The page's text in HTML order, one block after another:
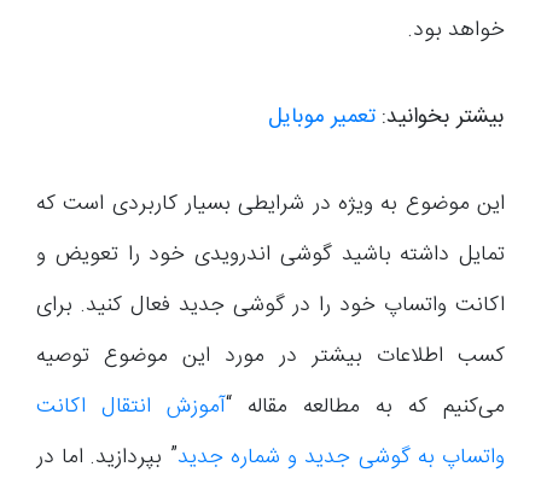
خواهد بود.
بیشتر بخوانید: تعمیر موبایل
این موضوع به ویژه در شرایطی بسیار کاربردی است که
تمایل داشته باشید گوشی اندرویدی خود را تعویض و
اکانت واتساپ خود را در گوشی جدید فعال کنید. برای
کسب اطلاعات بیشتر در مورد این موضوع توصیه
می‌کنیم که به مطالعه مقاله “آموزش انتقال اکانت
واتساپ به گوشی جدید و شماره جدید” بپردازید. اما در